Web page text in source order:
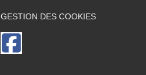
GESTION DES COOKIES